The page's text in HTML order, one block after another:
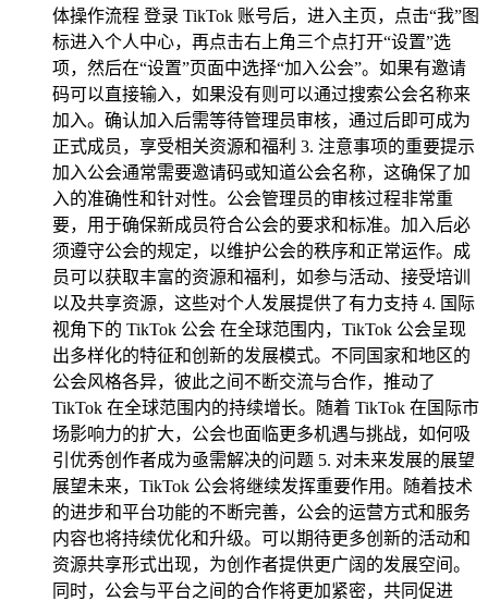
体操作流程 登录 TikTok 账号后，进入主页，点击“我”图
标进入个人中心，再点击右上角三个点打开“设置”选
项，然后在“设置”页面中选择“加入公会”。如果有邀请
码可以直接输入，如果没有则可以通过搜索公会名称来
加入。确认加入后需等待管理员审核，通过后即可成为
正式成员，享受相关资源和福利 3. 注意事项的重要提示
加入公会通常需要邀请码或知道公会名称，这确保了加
入的准确性和针对性。公会管理员的审核过程非常重
要，用于确保新成员符合公会的要求和标准。加入后必
须遵守公会的规定，以维护公会的秩序和正常运作。成
员可以获取丰富的资源和福利，如参与活动、接受培训
以及共享资源，这些对个人发展提供了有力支持 4. 国际
视角下的 TikTok 公会 在全球范围内，TikTok 公会呈现
出多样化的特征和创新的发展模式。不同国家和地区的
公会风格各异，彼此之间不断交流与合作，推动了
TikTok 在全球范围内的持续增长。随着 TikTok 在国际市
场影响力的扩大，公会也面临更多机遇与挑战，如何吸
引优秀创作者成为亟需解决的问题 5. 对未来发展的展望
展望未来，TikTok 公会将继续发挥重要作用。随着技术
的进步和平台功能的不断完善，公会的运营方式和服务
内容也将持续优化和升级。可以期待更多创新的活动和
资源共享形式出现，为创作者提供更广阔的发展空间。
同时，公会与平台之间的合作将更加紧密，共同促进